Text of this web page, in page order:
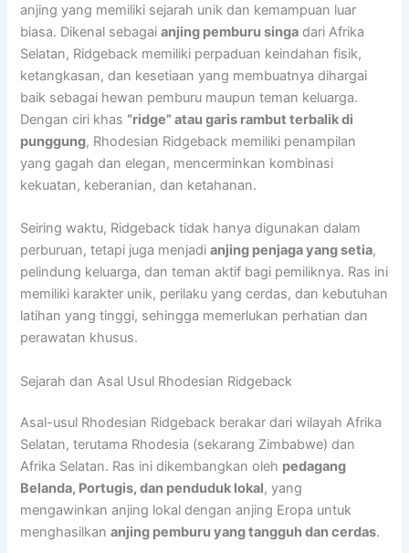
anjing yang memiliki sejarah unik dan kemampuan luar
biasa. Dikenal sebagaianjing pemburu singa dari Afrika
Selatan, Ridgeback memiliki perpaduan keindahan fisik,
ketangkasan, dan kesetiaan yang membuatnya dihargai
baik sebagai hewan pemburu maupun teman keluarga.
Dengan ciri khas “ridge” atau garis rambut terbalik di
punggung, Rhodesian Ridgeback memiliki penampilan
yang gagah dan elegan, mencerminkan kombinasi
kekuatan, keberanian, dan ketahanan.
Seiring waktu, Ridgeback tidak hanya digunakan dalam
perburuan, tetapi juga menjadianjing penjaga yang setia,
pelindung keluarga, dan teman aktif bagi pemiliknya. Ras ini
memiliki karakter unik, perilaku yang cerdas, dan kebutuhan
latihan yang tinggi, sehingga memerlukan perhatian dan
perawatan khusus.
Sejarah dan Asal Usul Rhodesian Ridgeback
Asal-usul Rhodesian Ridgeback berakar dari wilayah Afrika
Selatan, terutama Rhodesia (sekarang Zimbabwe) dan
Afrika Selatan. Ras ini dikembangkan oleh pedagang
Belanda, Portugis, dan penduduk lokal, yang
mengawinkan anjing lokal dengan anjing Eropa untuk
menghasilkananjing pemburu yang tangguh dan cerdas.